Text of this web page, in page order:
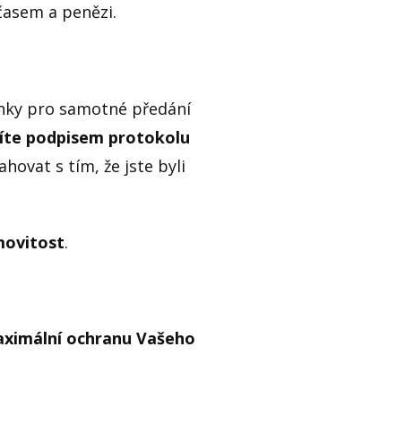
a penězi.
pro samotné předání
podpisem protokolu
s tím, že jste byli
.
ochranu Vašeho